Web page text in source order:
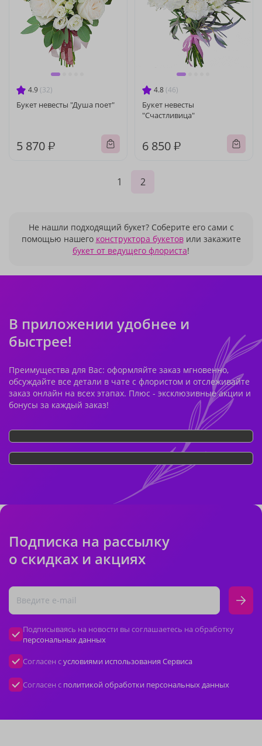
4.9 (32)
Букет невесты "Душа поет"
5 870 ₽
4.8 (46)
Букет невесты
"Счастливица"
6 850 ₽
1 2
Не нашли подходящий букет? Соберите его сами с
помощью нашего конструктора букетовили закажите
букет от ведущего флориста!
В приложении удобнее и
быстрее!
Преимущества для Вас: оформляйте заказ мгновенно,
обсуждайте все детали в чате с флористом и отслеживайте
заказ онлайн на всех этапах. Плюс - эксклюзивные акции и
бонусы за каждый заказ!
Подписка на рассылку
о скидках и акциях
Подписываясь на новости вы соглашаетесь на обработку
персональных данных
Согласен сусловиями использования Сервиса
Согласен с политикой обработки персональных данных